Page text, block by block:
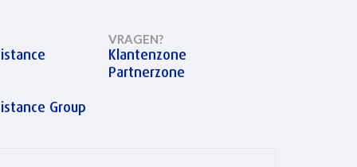
Group
VRAGEN?
Klantenzone
Partnerzone